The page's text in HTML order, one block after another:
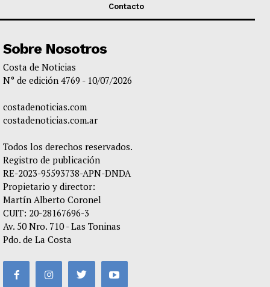
Contacto
Sobre Nosotros
Costa de Noticias
N° de edición 4769 - 10/07/2026
costadenoticias.com
costadenoticias.com.ar
Todos los derechos reservados.
Registro de publicación
RE-2023-95593738-APN-DNDA
Propietario y director:
Martín Alberto Coronel
CUIT: 20-28167696-3
Av. 50 Nro. 710 - Las Toninas
Pdo. de La Costa